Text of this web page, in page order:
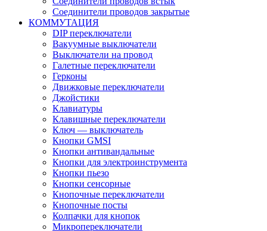
Соединители проводов закрытые
КОММУТАЦИЯ
DIP переключатели
Вакуумные выключатели
Выключатели на провод
Галетные переключатели
Герконы
Движковые переключатели
Джойстики
Клавиатуры
Клавишные переключатели
Ключ — выключатель
Кнопки GMSI
Кнопки антивандальные
Кнопки для электроинструмента
Кнопки пьезо
Кнопки сенсорные
Кнопочные переключатели
Кнопочные посты
Колпачки для кнопок
Микропереключатели